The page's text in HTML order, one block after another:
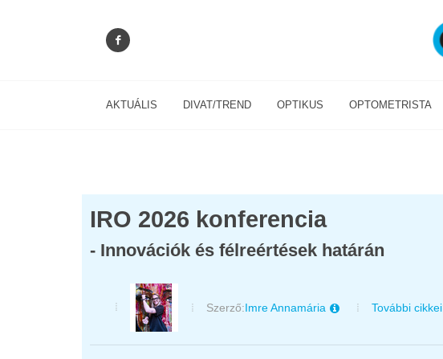
AKTUÁLIS DIVAT/TREND OPTIKUS OPTOMETRISTA
IRO 2026 konferencia
- Innovációk és félreértések határán
Szerző:Imre Annamária További cikkei